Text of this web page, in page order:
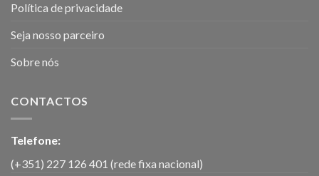
Política de privacidade
Seja nosso parceiro
Sobre nós
CONTACTOS
Telefone:
(+351) 227 126 401 (rede fixa nacional)